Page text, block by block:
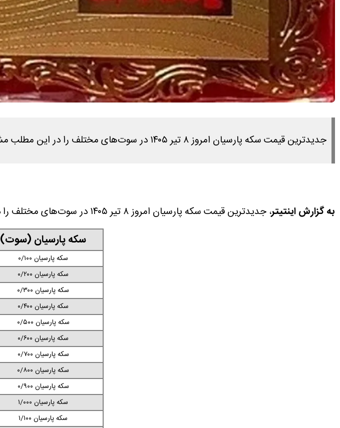
جدیدترین قیمت سکه پارسیان امروز ۸ تیر ۱۴۰۵ در سوت‌های مختلف را در این مطلب مشاهده می کنید.
به گزارش اینتیتر، جدیدترین قیمت سکه پارسیان امروز ۸ تیر ۱۴۰۵ در سوت‌های مختلف را در این مطلب مشاهده می کنید.
سکه پارسیان (سوت)
سکه پارسیان ۰/۱۰۰
سکه پارسیان ۰/۲۰۰
سکه پارسیان ۰/۳۰۰
سکه پارسیان ۰/۴۰۰
سکه پارسیان ۰/۵۰۰
سکه پارسیان ۰/۶۰۰
سکه پارسیان ۰/۷۰۰
سکه پارسیان ۰/۸۰۰
سکه پارسیان ۰/۹۰۰
سکه پارسیان ۱/۰۰۰
سکه پارسیان ۱/۱۰۰